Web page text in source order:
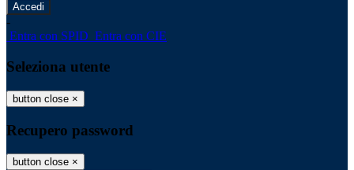
-
Entra con SPID Entra con CIE
Seleziona utente
button close ×
Recupero password
button close ×